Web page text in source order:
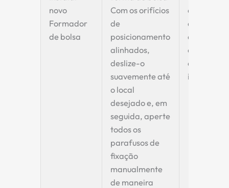
novo
Formador
de bolsa
Com os orifícios
de
posicionamento
alinhados,
deslize-o
suavemente até
o local
desejado e, em
seguida, aperte
todos os
parafusos de
fixação
manualmente
de maneira
conjunto
esteja
encaixado
e não
inclinado.